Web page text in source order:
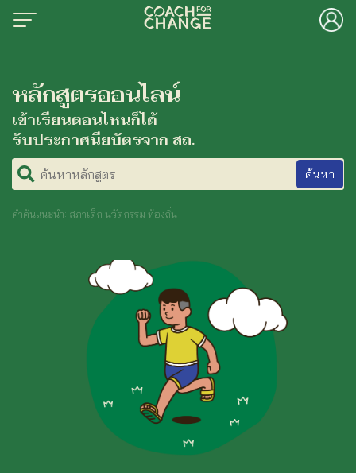
Skip
รา
ออนไลน์
วามรู้และคำถามยอดฮิต
หลักสูตรออนไลน์
เข้าเรียนตอนไหนก็ได้
รับประกาศนียบัตรจาก สถ.
ค้นหา ค้นหา
คำค้นแนะนำ: สภาเด็ก นวัตกรรม ท้องถิ่น